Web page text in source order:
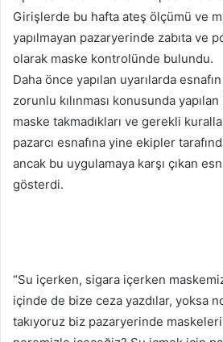
Girişlerde bu hafta ateş ölçümü ve
yapılmayan pazaryerinde zabıta ve
olarak maske kontrolünde bulundu.
Daha önce yapılan uyarılarda
zorunlu kılınması konusunda
maske takmadıkları ve gerekli
pazarcı esnafına yine ekipler
ancak bu uygulamaya karşı çıkan
gösterdi.
“Su içerken, sigara içerken
içinde de bize ceza yazdılar, yoksa
takıyoruz biz pazaryerinde